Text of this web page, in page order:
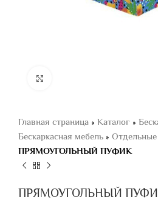
Главная страница » Каталог »
Бескаркасная мебель »
ПРЯМОУГОЛЬНЫЙ ПУФИК
ПРЯМОУГОЛЬНЫЙ